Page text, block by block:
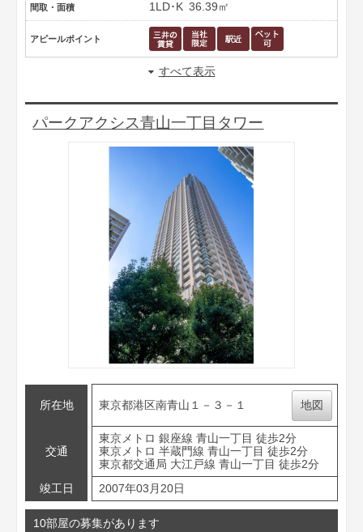
間取・面積 1LD･K 36.39㎡
アピールポイント
すべて表示
パークアクシス青山一丁目タワー
所在地 東京都港区南青山１－３－１ 地図
交通
東京メトロ 銀座線 青山一丁目 徒歩2分
東京メトロ 半蔵門線 青山一丁目 徒歩2分
東京都交通局 大江戸線 青山一丁目 徒歩2分
竣工日
2007年03月20日
10部屋の募集があります